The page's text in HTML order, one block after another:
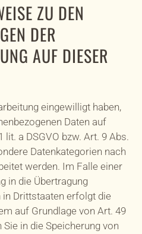
ZU DEN
DER
AUF DIESER
eingewilligt haben,
Daten auf
lit. a DSGVO bzw. Art. 9 Abs.
Datenkategorien nach
werden. Im Falle einer
in die Übertragung
in Drittstaaten erfolgt die
auf Grundlage von Art. 49
Sie in die Speicherung von